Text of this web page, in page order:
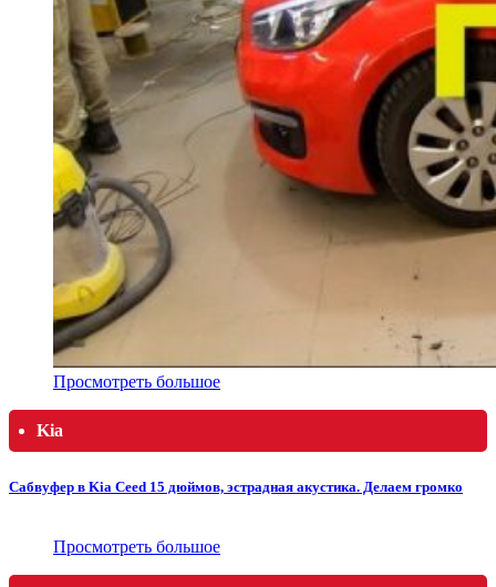
Просмотреть большое
Kia
Сабвуфер в Kia Ceed 15 дюймов, эстрадная акустика. Делаем громко
Просмотреть большое